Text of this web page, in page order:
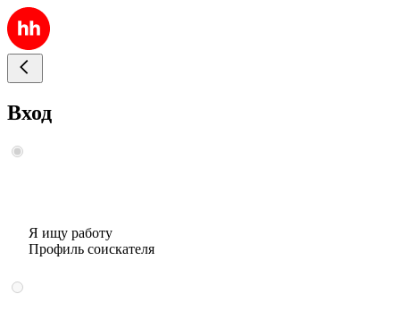
Вход
Я ищу работу
Профиль соискателя